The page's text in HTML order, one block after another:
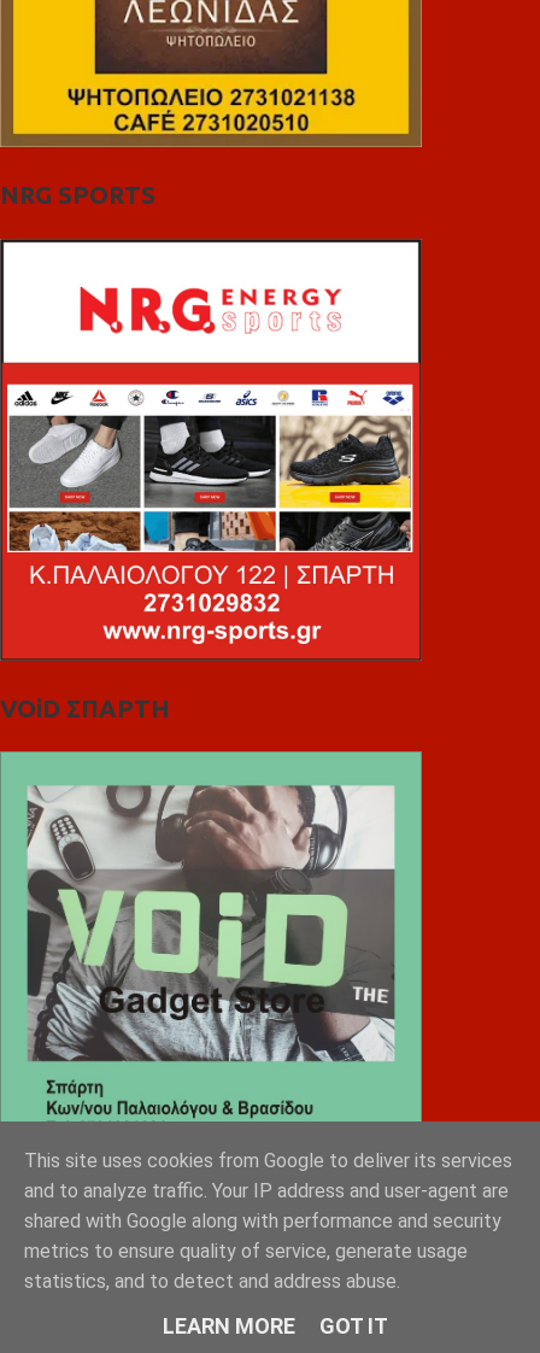
NRG SPORTS
VOiD ΣΠΑΡΤΗ
Diafimistes.gr
This site uses cookies from Google to deliver its services
and to analyze traffic. Your IP address and user-agent are
shared with Google along with performance and security
metrics to ensure quality of service, generate usage
statistics, and to detect and address abuse.
LEARN MORE GOT IT